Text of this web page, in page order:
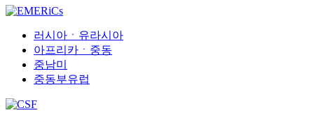
러시아ㆍ유라시아
아프리카ㆍ중동
중남미
중동부유럽